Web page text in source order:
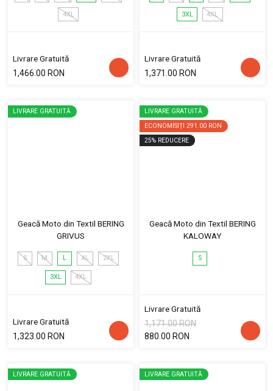
4XL
Livrare Gratuită
1,466.00 RON
3XL 4XL
Livrare Gratuită
1,371.00 RON
LIVRARE GRATUITĂ
Geacă Moto din Textil BERING
GRIVUS
S M L XL 2XL
3XL 4XL
Livrare Gratuită
1,323.00 RON
LIVRARE GRATUITĂ
ECONOMISIȚI 291.00 RON
25% REDUCERE
Geacă Moto din Textil BERING
KALOWAY
S
Livrare Gratuită
1,171.00 RON
880.00 RON
LIVRARE GRATUITĂ LIVRARE GRATUITĂ